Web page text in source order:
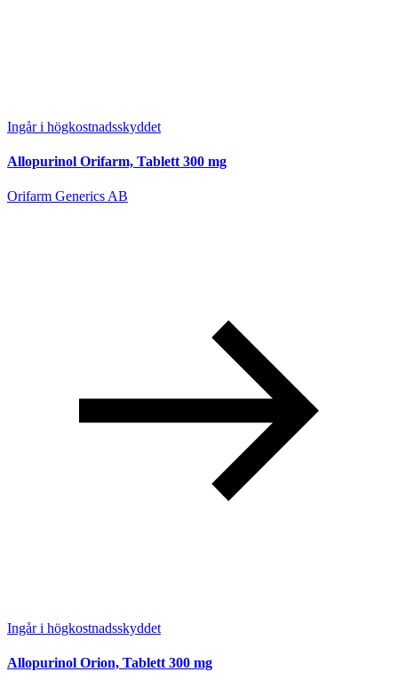
Ingår i högkostnadsskyddet
Allopurinol Orifarm, Tablett 300 mg
Orifarm Generics AB
Ingår i högkostnadsskyddet
Allopurinol Orion, Tablett 300 mg